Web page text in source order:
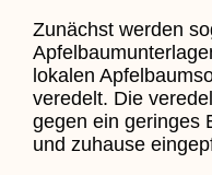
Zunächst werden
lokalen
veredelt. Die
gegen ein geringes
und zuhause